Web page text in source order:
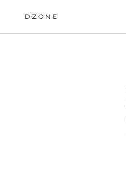
DZONE